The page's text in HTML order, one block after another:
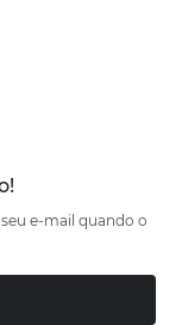
e-mail quando o